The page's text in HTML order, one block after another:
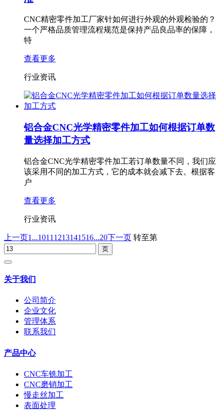
CNC精密零件加工厂家针如何进行外观的外观检验的？
一个严格品质管理流程规范是保持产品良品率的保障，
特
查看更多
行业资讯
铝合金CNC光学精密零件加工如何根据订单数
量选择加工方式
铝合金CNC光学精密零件加工若订单数量不同，我们应
该采用不同的加工方式，它的成本就会减下去。根据客
户
查看更多
行业资讯
上一页1...1011 1213141516...20下一页 转至第
关于我们
公司简介
企业文化
管理体系
联系我们
产品中心
CNC车铣加工
CNC磨销加工
慢走丝加工
表面处理